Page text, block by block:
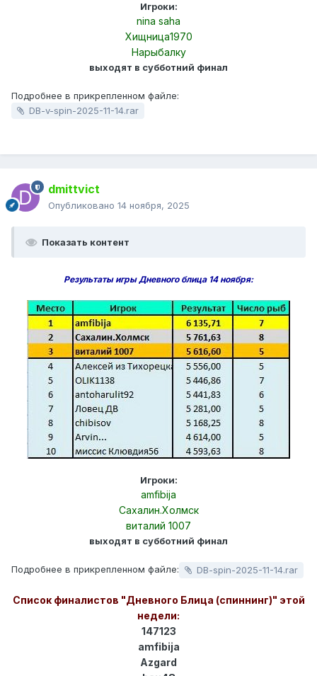
Игроки:
nina saha
Хищница1970
Нарыбалку
выходят в субботний финал
Подробнее в прикрепленном файле:
DB-v-spin-2025-11-14.rar
dmittvict
Опубликовано 14 ноября, 2025
Показать контент
Результаты игры Дневного блица 14 ноября:
Игроки:
amfibija
Сахалин.Холмск
виталий 1007
выходят в субботний финал
Подробнее в прикрепленном файле: DB-spin-2025-11-14.rar
Список финалистов "Дневного Блица (спиннинг)" этой
недели:
147123
amfibija
Azgard